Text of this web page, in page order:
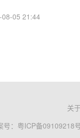
08-05 21:44
关
： 粤ICP备09109218